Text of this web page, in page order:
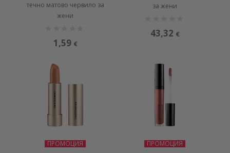
течно матово червило за
жени
1,59 €
за жени
43,32 €
ПРОМОЦИЯ
ПРОМОЦИЯ